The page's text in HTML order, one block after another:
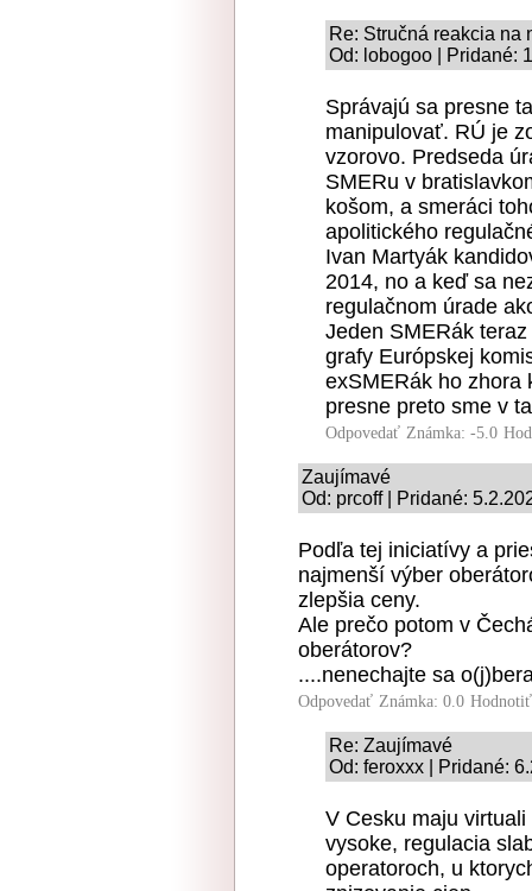
Re: Stručná reakcia na
Od: lobogoo | Pridané:
Správajú sa presne
manipulovať. RÚ je
vzorovo. Predseda
SMERu v
košom, a smeráci
apolitického
Ivan Martyák
2014, no a keď sa
regulačnom úrade
Jeden SMERák
grafy Európskej
exSMERák ho zhora
presne preto sme v
Odpovedať Známka: -5.0
Zaujímavé
Od: prcoff | Pridané:
Podľa tej iniciatívy a
najmenší výber
zlepšia ceny.
Ale prečo potom v
oberátorov?
....nenechajte sa
Odpovedať Známka: 0.0
Re: Zaujímavé
Od: feroxxx | Pridané:
V Cesku maju
vysoke, regulacia
operatoroch, u